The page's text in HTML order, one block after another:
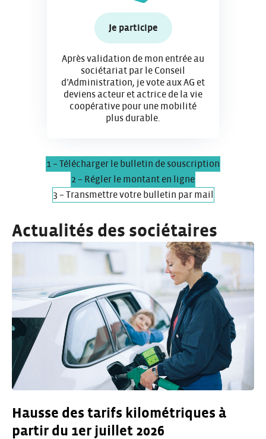
Je participe
Après validation de mon entrée au
sociétariat par le Conseil
d’Administration, je vote aux AG et
deviens acteur et actrice de la vie
coopérative pour une mobilité
plus durable.
1 – Télécharger le bulletin de souscription
2 – Régler le montant en ligne
3 – Transmettre votre bulletin par mail
Actualités des sociétaires
Hausse des tarifs kilométriques à
partir du 1er juillet 2026